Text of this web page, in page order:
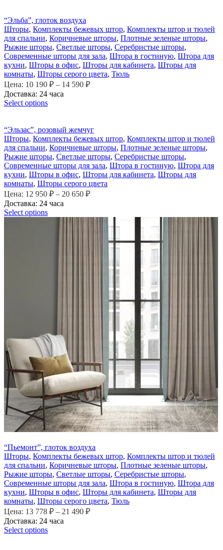
“Эльба”, глоток воздуха
Шторы, Комплекты бежевых штор, Комплекты штор и тюлей
для спальни, Коричневые шторы, Плотные зеленые шторы,
Рыжие шторы, Светлые шторы, Серебристые шторы,
Современные шторы для зала, Штора в гостиную, Штора для
кухни, Шторы в офис, Шторы для кабинета, Шторы для
комнаты, Шторы серого цвета, Тюль
Цена: 10 190 ₽ – 14 590 ₽
Доставка: 24 часа
Select options
“Эльзас”, розовый жемчуг
Шторы, Комплекты бежевых штор, Комплекты штор и тюлей
для спальни, Коричневые шторы, Плотные зеленые шторы,
Рыжие шторы, Светлые шторы, Серебристые шторы,
Современные шторы для зала, Штора в гостиную, Штора для
кухни, Шторы в офис, Шторы для кабинета, Шторы для
комнаты, Шторы серого цвета
Цена: 12 950 ₽ – 20 650 ₽
Доставка: 24 часа
Select options
“Пьемонт”, глоток воздуха
Шторы, Комплекты бежевых штор, Комплекты штор и тюлей
для спальни, Коричневые шторы, Плотные зеленые шторы,
Рыжие шторы, Светлые шторы, Серебристые шторы,
Современные шторы для зала, Штора в гостиную, Штора для
кухни, Шторы в офис, Шторы для кабинета, Шторы для
комнаты, Шторы серого цвета, Тюль
Цена: 13 778 ₽ – 21 490 ₽
Доставка: 24 часа
Select options